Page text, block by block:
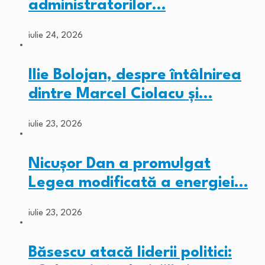
administratorilor…
iulie 24, 2026
Ilie Bolojan, despre întâlnirea
dintre Marcel Ciolacu și…
iulie 23, 2026
Nicușor Dan a promulgat
Legea modificată a energiei…
iulie 23, 2026
Băsescu atacă liderii politici: